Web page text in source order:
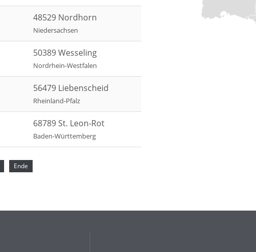
48529 Nordhorn
Niedersachsen
50389 Wesseling
Nordrhein-Westfalen
56479 Liebenscheid
Rheinland-Pfalz
68789 St. Leon-Rot
Baden-Württemberg
Ende